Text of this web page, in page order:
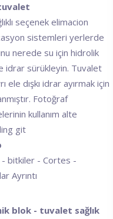
seçenek elimacion
sistemleri yerlerde
nerede su için hidrolik
idrar sürükleyin. Tuvalet
ele dışkı idrar ayırmak için
Fotoğraf
kullanım alte
git
- bitkiler - Cortes -
Ayrıntı
blok - tuvalet sağlık